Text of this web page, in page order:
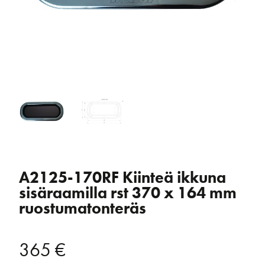
A2125-170RF Kiinteä ikkuna
sisäraamilla rst 370 x 164 mm
ruostumatonteräs
365 €